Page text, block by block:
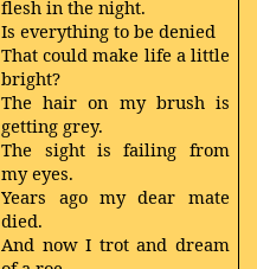
flesh in the night.
Is everything to be denied
That could make life a little
bright?
The hair on my brush is
getting grey.
The sight is failing from
my eyes.
Years ago my dear mate
died.
And now I trot and dream